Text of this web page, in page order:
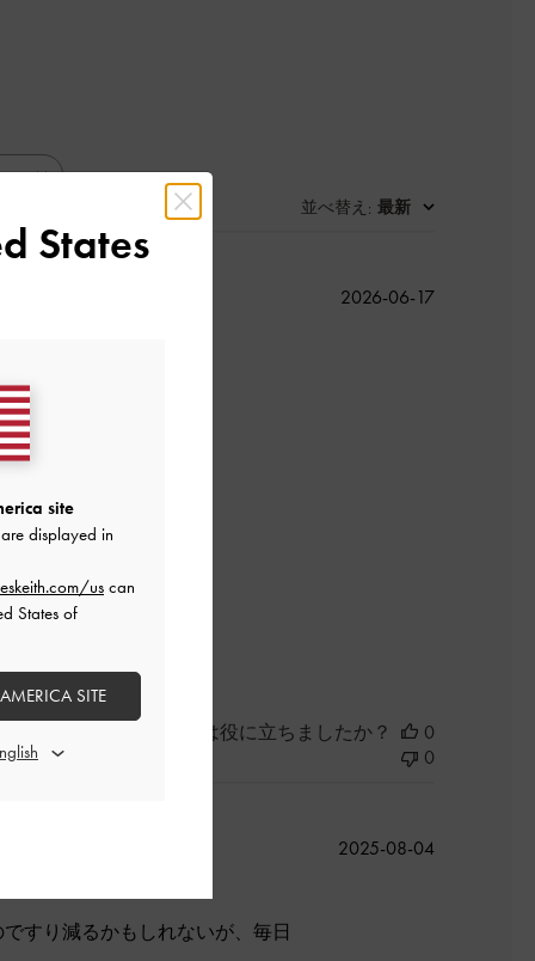
並べ替え : 最新
かった
公
2026-06-17
このレビューは役に立ちましたか？
0
0
すり減るかもしれないが、毎日
公
2025-08-04
States
site
displayed in
uscan
States of
SITE